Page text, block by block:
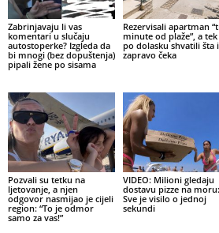
Zabrinjavaju li vas
komentari u slučaju
autostoperke? Izgleda da
bi mnogi (bez dopuštenja)
pipali žene po sisama
Rezervisali apartman
minute od plaže”, a tek
po dolasku shvatili šta
zapravo čeka
Pozvali su tetku na
ljetovanje, a njen
odgovor nasmijao je cijeli
region: “To je odmor
samo za vas!”
VIDEO: Milioni gledaju
dostavu pizze na moru:
Sve je visilo o jednoj
sekundi